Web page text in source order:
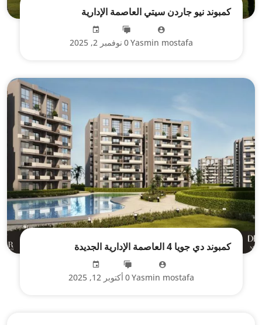
كمبوند نيو جاردن سيتي العاصمة الإدارية
Yasmin mostafa
0 نوفمبر 2, 2025
كمبوند دي جويا 4 العاصمة الإدارية الجديدة
Yasmin mostafa
0 أكتوبر 12, 2025